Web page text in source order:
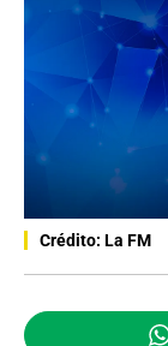
Crédito: La FM